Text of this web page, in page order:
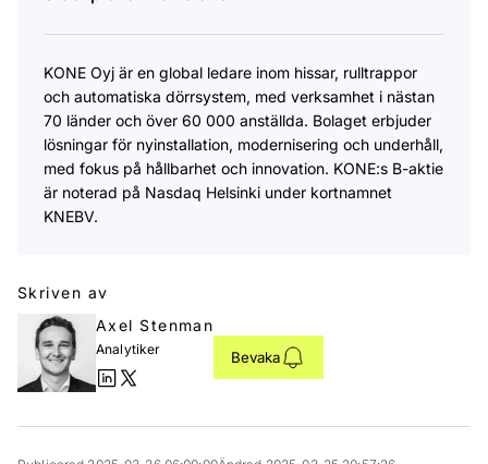
KONE Oyj är en global ledare inom hissar, rulltrappor
och automatiska dörrsystem, med verksamhet i nästan
70 länder och över 60 000 anställda. Bolaget erbjuder
lösningar för nyinstallation, modernisering och underhåll,
med fokus på hållbarhet och innovation. KONE:s B-aktie
är noterad på Nasdaq Helsinki under kortnamnet
KNEBV.
Skriven av
Axel Stenman
Analytiker Bevaka